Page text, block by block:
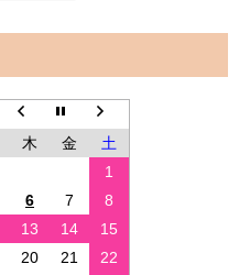
木 金
土
1
6 7
8
13 14
15
20 21
22